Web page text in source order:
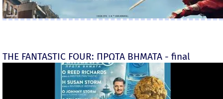
THE FANTASTIC FOUR: ΠΡΩΤΑ ΒΗΜΑΤΑ - final